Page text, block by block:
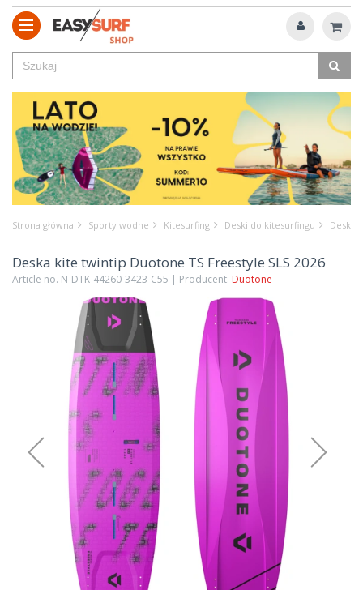
Strona główna Sporty wodne Kitesurfing Deski do kitesurfingu Deska
Deska kite twintip Duotone TS Freestyle SLS 2026
Article no. N-DTK-44260-3423-C55 | Producent: Duotone